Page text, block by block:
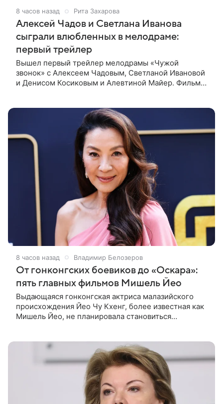
8 часов назад Рита Захарова
Алексей Чадов и Светлана Иванова
сыграли влюбленных в мелодраме:
первый трейлер
Вышел первый трейлер мелодрамы «Чужой
звонок» с Алексеем Чадовым, Светланой Ивановой
и Денисом Косиковым и Алевтиной Майер. Фильм
8 часов назад Владимир Белозеров
От гонконгских боевиков до «Оскара»:
пять главных фильмов Мишель Йео
Выдающаяся гонконгская актриса малазийского
происхождения Йео Чу Кхенг, более известная как
Мишель Йео, не планировала становиться